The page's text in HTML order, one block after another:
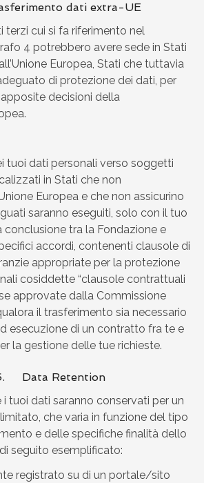
dati extra-UE
terzi cui si fa riferimento nel
4 potrebbero avere sede in Stati
Europea, Stati che tuttavia
di protezione dei dati, per
decisioni della
tuoi dati personali verso soggetti
in Stati che non
Europea e che non assicurino
saranno eseguiti, solo con il tuo
conclusione tra la Fondazione e
accordi, contenenti clausole di
appropriate per la protezione
cosiddette “clausole contrattuali
approvate dalla Commissione
il trasferimento sia necessario
esecuzione di un contratto fra te e
la gestione delle tue richieste.
Data Retention
tuoi dati saranno conservati per un
che varia in funzione del tipo
e delle specifiche finalità dello
seguito esemplificato:
registrato su di un portale/sito